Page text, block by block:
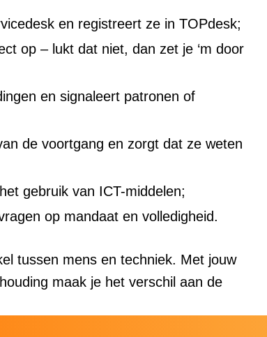
en registreert ze in TOPdesk;
op – lukt dat niet, dan zet je ‘m door
en signaleert patronen of
de voortgang en zorgt dat ze weten
gebruik van ICT-middelen;
op mandaat en volledigheid.
tussen mens en techniek. Met jouw
maak je het verschil aan de